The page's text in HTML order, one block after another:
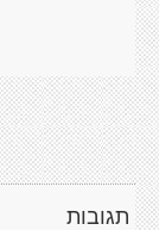
תגובות